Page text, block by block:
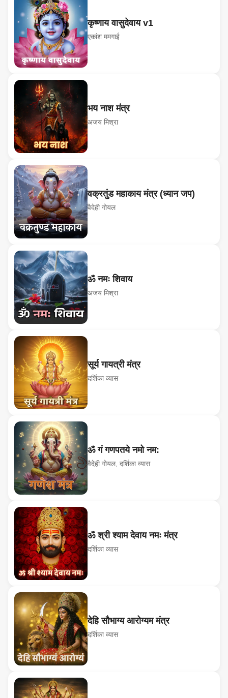
कृष्णाय वासुदेवाय v1
एकांश ममगाई
भय नाश मंत्र
अजय मिश्रा
वक्रतुंड महाकाय मंत्र (ध्यान जप)
वैदेही गोयल
ॐ नमः शिवाय
अजय मिश्रा
सूर्य गायत्री मंत्र
दर्शिका व्यास
ॐ गं गणपतये नमो नम:
वैदेही गोयल, दर्शिका व्यास
ॐ श्री श्याम देवाय नमः मंत्र
दर्शिका व्यास
देहि सौभाग्य आरोग्यम मंत्र
दर्शिका व्यास